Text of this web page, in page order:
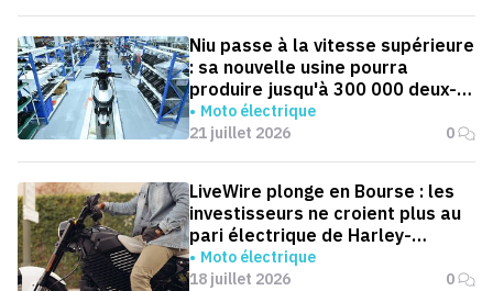
Niu passe à la vitesse supérieure
: sa nouvelle usine pourra
produire jusqu'à 300 000 deux-
roues électriques par an
Moto électrique
21 juillet 2026
0
LiveWire plonge en Bourse : les
investisseurs ne croient plus au
pari électrique de Harley-
Davidson
Moto électrique
18 juillet 2026
0